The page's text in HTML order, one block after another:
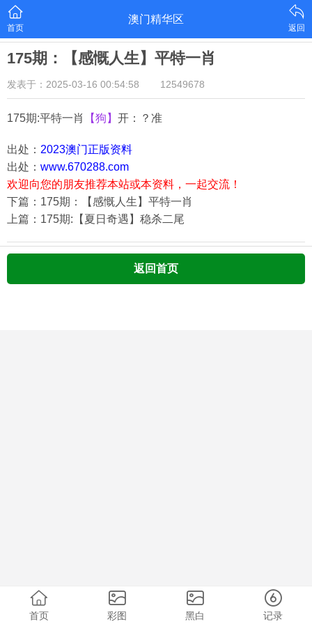
首页
澳门精华区
返回
175期：【感慨人生】平特一肖
发表于：2025-03-16 00:54:58 12549678
175期:平特一肖 【狗】 开：？准
出处： 2023澳门正版资料
出处： www.670288.com
欢迎向您的朋友推荐本站或本资料，一起交流！
下篇：175期：【感慨人生】平特一肖
上篇：175期:【夏日奇遇】稳杀二尾
返回首页
首页 彩图 黑白 记录